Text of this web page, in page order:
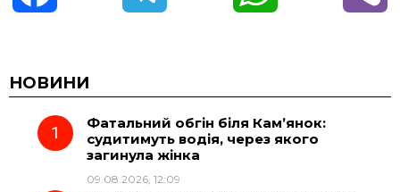
c
e e t
НОВИНИ
Фатальний обгін біля Кам’янок:
судитимуть водія, через якого
загинула жінка
09.08.2026, 12:09